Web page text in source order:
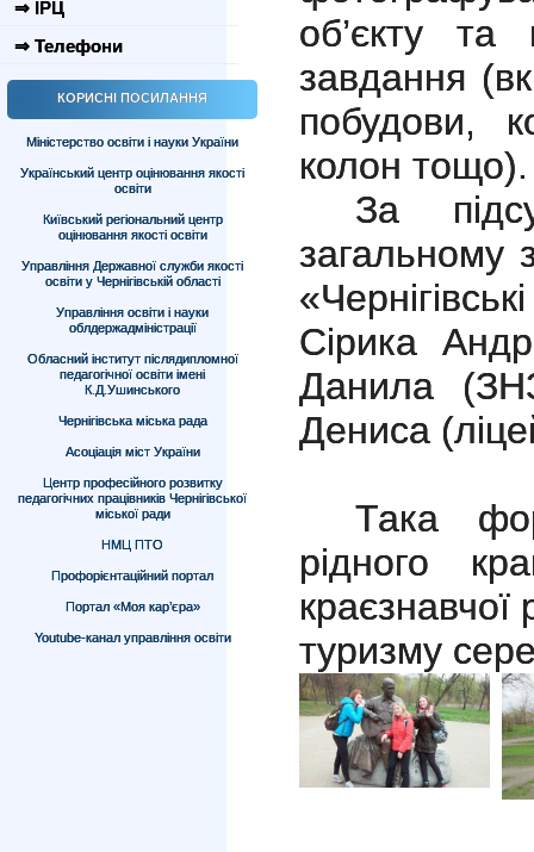
⇒ ІРЦ
⇒ Телефони
КОРИСНІ ПОСИЛАННЯ
Міністерство освіти і науки України
Український центр оцінювання якості
освіти
Київський регіональний центр
оцінювання якості освіти
Управління Державної служби якості
освіти у Чернігівській області
Управління освіти і науки
облдержадміністрації
Обласний інститут післядипломної
педагогічної освіти імені
К.Д.Ушинського
Чернігівська міська рада
Асоціація міст України
Центр професійного розвитку
педагогічних працівників Чернігівської
міської ради
НМЦ ПТО
Профорієнтаційний портал
Портал «Моя кар’єра»
Youtube-канал управління освіти
об’єкту та
завдання
побудови,
колон тощо).
За
загальному
Сірика
Данила
Дениса
Така
рідного
краєзнавчої
туризму